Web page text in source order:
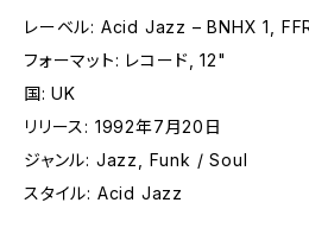
レーベル: Acid Jazz – BNHX 1,
フォーマット: レコード, 12"
国: UK
リリース: 1992年7月20日
ジャンル: Jazz, Funk / Soul
スタイル: Acid Jazz